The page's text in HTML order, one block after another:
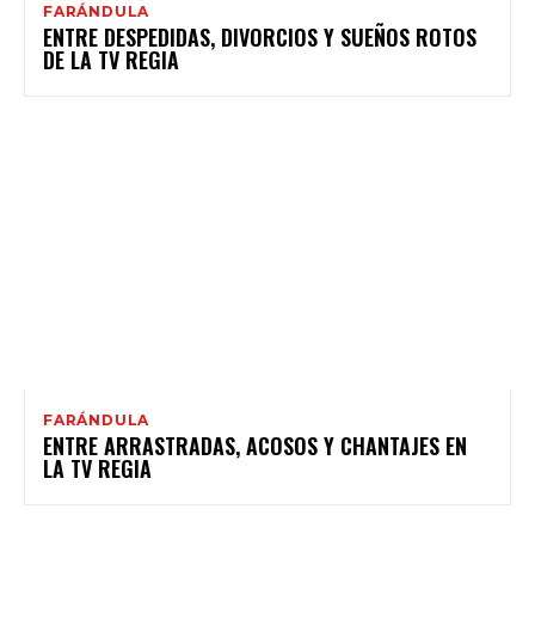
FARÁNDULA
ENTRE DESPEDIDAS, DIVORCIOS Y SUEÑOS ROTOS
DE LA TV REGIA
FARÁNDULA
ENTRE ARRASTRADAS, ACOSOS Y CHANTAJES EN
LA TV REGIA